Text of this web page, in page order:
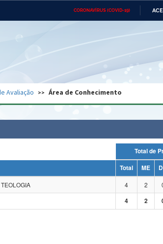
CORONAVÍRUS (COVID-19)
Ministério
Ministério do Desenvolvimento
Regional
Advocacia-Geral da União Banco
Avaliação Área de Conhecimento
Total ME
4 2
4 2